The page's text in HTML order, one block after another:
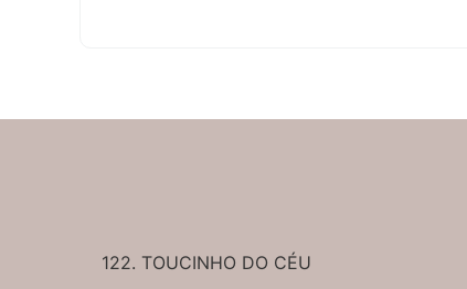
122. TOUCINHO DO CÉU